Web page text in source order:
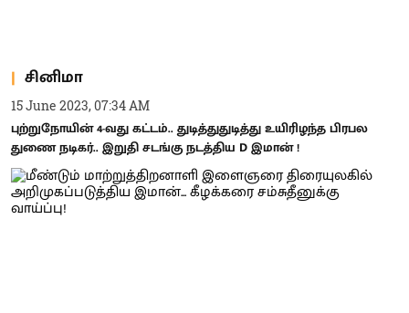
சினிமா
15 June 2023, 07:34 AM
புற்றுநோயின் 4-வது கட்டம்.. துடித்துதுடித்து உயிரிழந்த பிரபல
துணை நடிகர்.. இறுதி சடங்கு நடத்திய D இமான் !